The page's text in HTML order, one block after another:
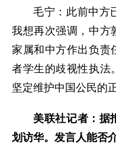
毛宁：此前中方
我想再次强调，中方
家属和中方作出负责
者学生的歧视性执法
坚定维护中国公民的
美联社记者：据
划访华。发言人能否